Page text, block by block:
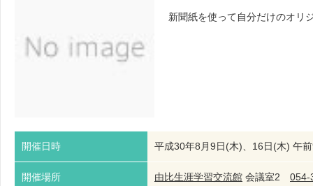
新聞紙を使って自分だけのオリ
開催日時 平成30年8月9日(木)、16日(木) 午
開催場所 由比生涯学習交流館 会議室2 054-